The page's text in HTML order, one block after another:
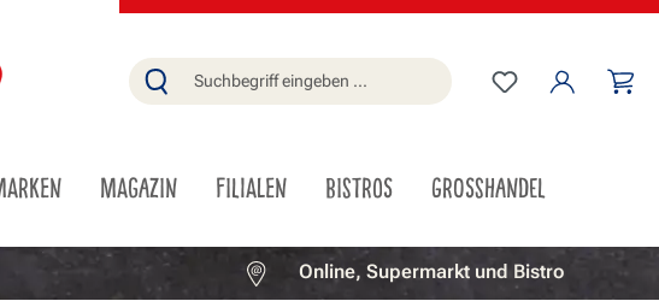
Du hast 0
MAGAZIN FILIALEN BISTROS GROSSHANDEL
Online, Supermarkt und Bistro